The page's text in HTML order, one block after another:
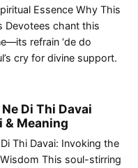
Essence Why This
Devotees chant this
refrain ‘de do
cry for divine support.
Di Thi Davai
& Meaning
Thi Davai: Invoking the
Wisdom This soul-stirring